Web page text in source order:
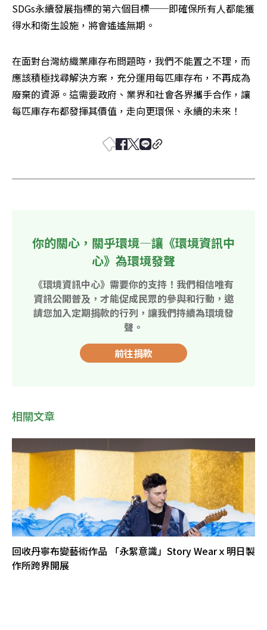
SDGs永續發展指標的第六個目標──即確保所有人都能獲
得水和衛生設施，將會遙遙無期。
在面對台灣紡織業庫存布問題時，我們不能置之不理，而
應該積極找尋解決方案，充分運用每匹庫存布，不再成為
廢棄的資源。這需要政府、業界和社會各界攜手合作，讓
每匹庫存布都發揮其價值，走向更環保、永續的未來！
你的關心，關乎環境—讓《環境資訊中
心》為環境發聲
《環境資訊中心》需要你的支持！我們相信唯有
資訊公開普及，才能促成民眾的參與和行動，邀
請您加入定期捐款的行列，讓我們持續為環境發
聲。
前往捐款
相關文章
回收丹寧布變藝術作品 「永絮意識」Story Wearｘ明日製
作所跨界開展